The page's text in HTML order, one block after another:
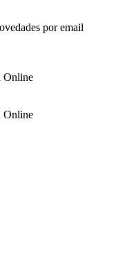
por email